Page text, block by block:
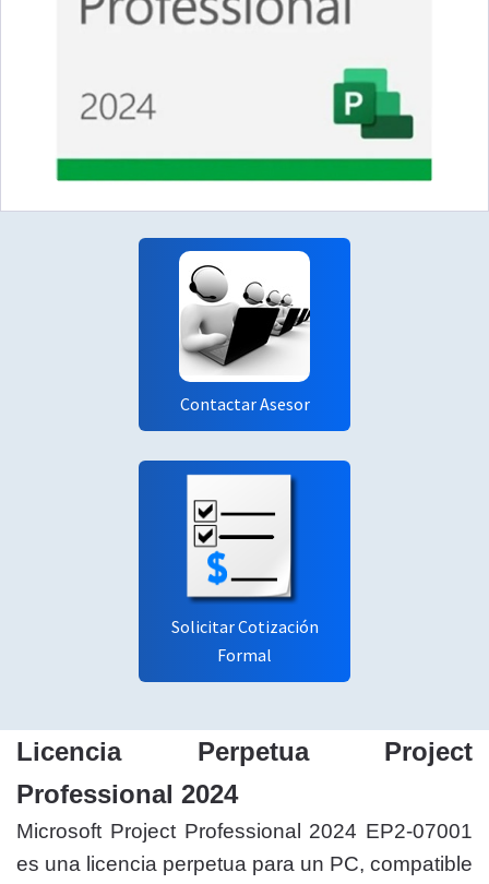
Contactar Asesor
Solicitar Cotización
Formal
Licencia Perpetua Project
Professional 2024
Microsoft Project Professional 2024 EP2-07001
es una licencia perpetua para un PC, compatible